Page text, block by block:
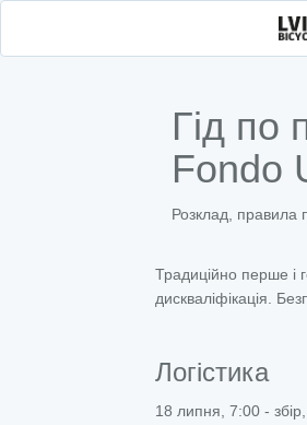
Гід по
Fondo
Розклад, правила
Традиційно перше і
дискваліфікація.
Логістика
18 липня, 7:00 -